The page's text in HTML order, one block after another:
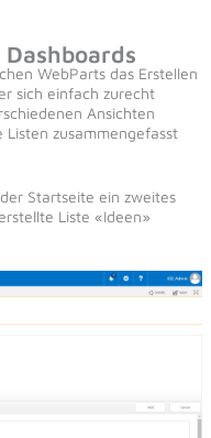
WebParts das Erstellen
sich einfach zurecht
Ansichten
zusammengefasst
Startseite ein zweites
Liste «Ideen»